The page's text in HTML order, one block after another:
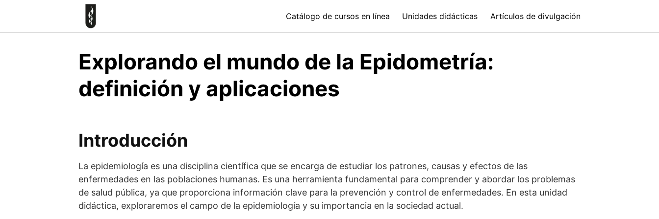
Catálogo de cursos en línea Unidades didácticas Artículos de divulgación
Explorando el mundo de la Epidometría:
definición y aplicaciones
Introducción
La epidemiología es una disciplina científica que se encarga de estudiar los patrones, causas y efectos de las
enfermedades en las poblaciones humanas. Es una herramienta fundamental para comprender y abordar los problemas
de salud pública, ya que proporciona información clave para la prevención y control de enfermedades. En esta unidad
didáctica, exploraremos el campo de la epidemiología y su importancia en la sociedad actual.